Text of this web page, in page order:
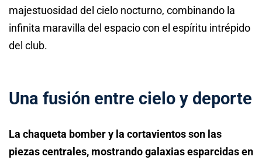
majestuosidad del cielo nocturno, combinando la
infinita maravilla del espacio con el espíritu intrépido
del club.
Una fusión entre cielo y deporte
La chaqueta bomber y la cortavientos son las
piezas centrales, mostrando galaxias esparcidas en